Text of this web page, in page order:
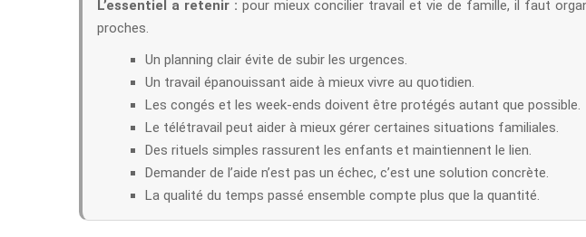
L’essentiel a retenir : pour mieux concilier travail et vie de famille, il faut
proches.
Un planning clair évite de subir les urgences.
Un travail épanouissant aide à mieux vivre au quotidien.
Les congés et les week-ends doivent être protégés autant que possible.
Le télétravail peut aider à mieux gérer certaines situations familiales.
Des rituels simples rassurent les enfants et maintiennent le lien.
Demander de l’aide n’est pas un échec, c’est une solution concrète.
La qualité du temps passé ensemble compte plus que la quantité.